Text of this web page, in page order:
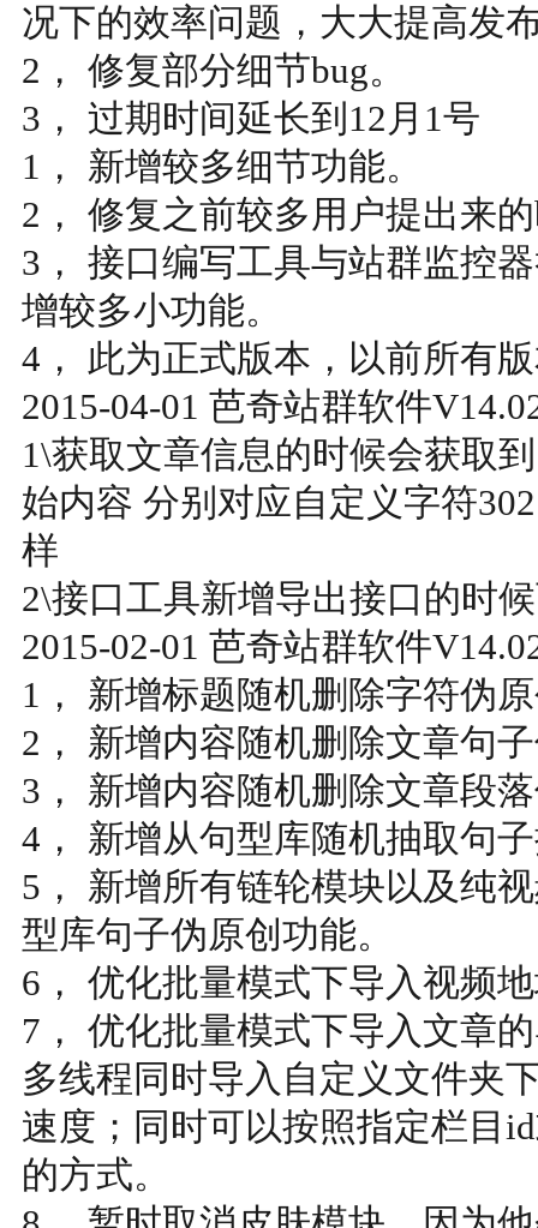
况下的效率问题，大大提高发
2， 修复部分细节bug。
3， 过期时间延长到12月1号
1， 新增较多细节功能。
2， 修复之前较多用户提出来
3， 接口编写工具与站群监控
增较多小功能。
4， 此为正式版本，以前所有
2015-04-01 芭奇站群软件
1\获取文章信息的时候会获取
始内容 分别对应自定义字符
样
2\接口工具新增导出接口的时
2015-02-01 芭奇站群软件
1， 新增标题随机删除字符伪
2， 新增内容随机删除文章句
3， 新增内容随机删除文章段
4， 新增从句型库随机抽取句
5， 新增所有链轮模块以及纯
型库句子伪原创功能。
6， 优化批量模式下导入视频
7， 优化批量模式下导入文章
多线程同时导入自定义文件夹
速度；同时可以按照指定栏目
的方式。